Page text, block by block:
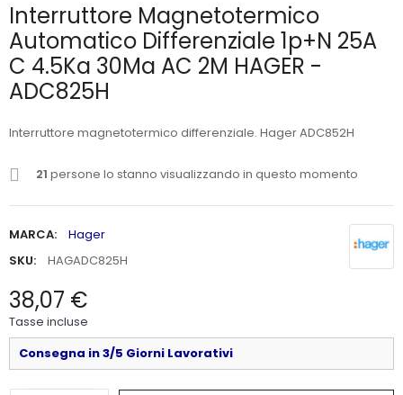
Interruttore Magnetotermico
Automatico Differenziale 1p+N 25A
C 4.5Ka 30Ma AC 2M HAGER -
ADC825H
Interruttore magnetotermico differenziale. Hager ADC852H
21 persone lo stanno visualizzando in questo momento
MARCA:
Hager
SKU:
HAGADC825H
38,07 €
Tasse incluse
Consegna in 3/5 Giorni Lavorativi